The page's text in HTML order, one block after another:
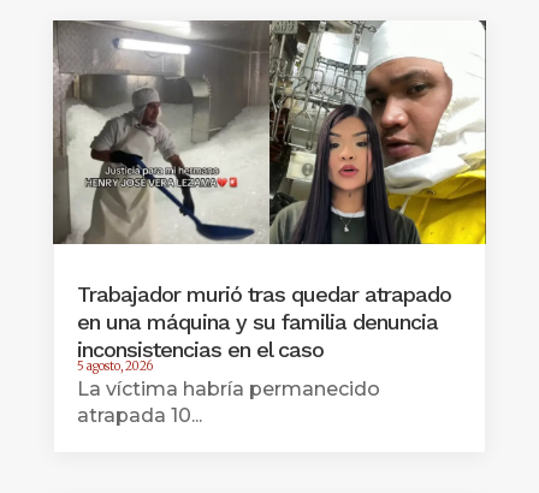
Trabajador murió tras quedar atrapado
en una máquina y su familia denuncia
inconsistencias en el caso
5 agosto, 2026
La víctima habría permanecido
atrapada 10...